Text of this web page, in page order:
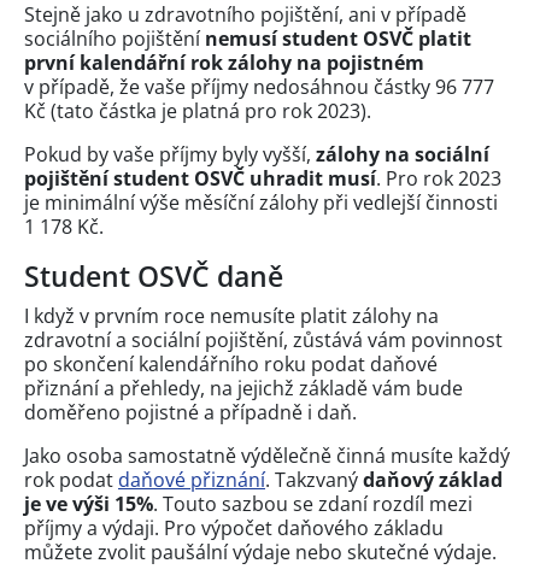
Stejně jako u zdravotního pojištění, ani v případě
sociálního pojištěnínemusí student OSVČ platit
první kalendářní rok zálohy na pojistném
v případě, že vaše příjmy nedosáhnou částky 96 777
Kč (tato částka je platná pro rok 2023).
Pokud by vaše příjmy byly vyšší, zálohy na sociální
pojištění student OSVČ uhradit musí. Pro rok 2023
je minimální výše měsíční zálohy při vedlejší činnosti
1 178 Kč.
Student OSVČ daně
I když v prvním roce nemusíte platit zálohy na
zdravotní a sociální pojištění, zůstává vám povinnost
po skončení kalendářního roku podat daňové
přiznání a přehledy, na jejichž základě vám bude
doměřeno pojistné a případně i daň.
Jako osoba samostatně výdělečně činná musíte každý
rok podat daňové přiznání. Takzvanýdaňový základ
je ve výši 15%. Touto sazbou se zdaní rozdíl mezi
příjmy a výdaji. Pro výpočet daňového základu
můžete zvolit paušální výdaje nebo skutečné výdaje.